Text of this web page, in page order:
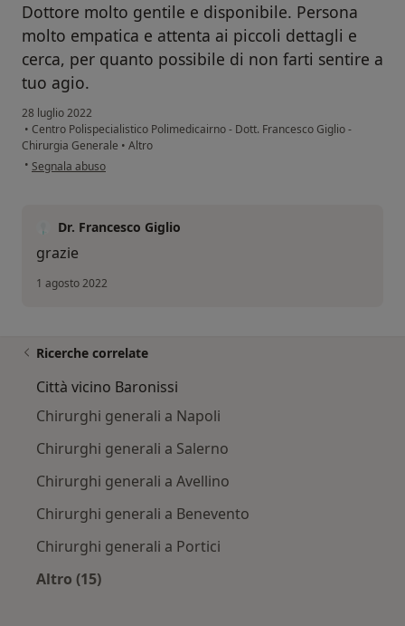
Dottore molto gentile e disponibile. Persona
molto empatica e attenta ai piccoli dettagli e
cerca, per quanto possibile di non farti sentire a
tuo agio.
28 luglio 2022
• Centro Polispecialistico Polimedicairno - Dott. Francesco Giglio -
Chirurgia Generale • Altro
• secondo l'opinione dell'utente Carmine Mari
Segnala abuso
Dr. Francesco Giglio
grazie
1 agosto 2022
Ricerche correlate
Città vicino Baronissi
Chirurghi generali a Napoli
Chirurghi generali a Salerno
Chirurghi generali a Avellino
Chirurghi generali a Benevento
Chirurghi generali a Portici
Altro (15)